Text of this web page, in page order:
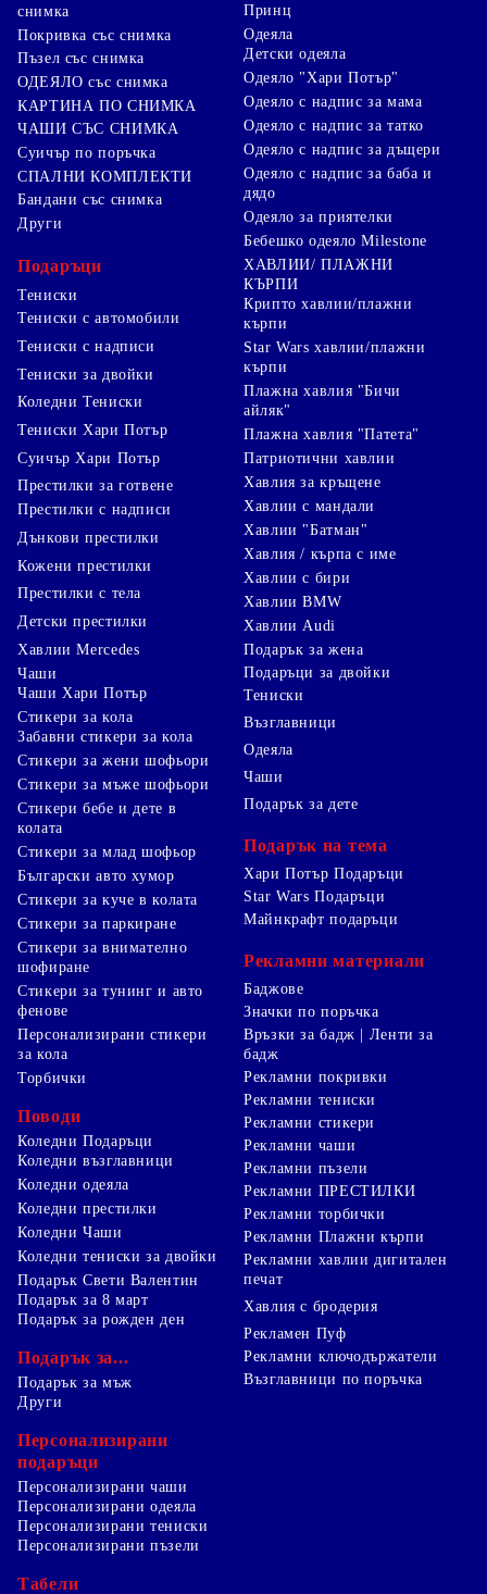
снимка
Покривка със снимка
Пъзел със снимка
ОДЕЯЛО със снимка
КАРТИНА ПО СНИМКА
ЧАШИ СЪС СНИМКА
Суичър по поръчка
СПАЛНИ КОМПЛЕКТИ
Бандани със снимка
Други
Подаръци
Тениски
Тениски с автомобили
Тениски с надписи
Тениски за двойки
Коледни Тениски
Тениски Хари Потър
Суичър Хари Потър
Престилки за готвене
Престилки с надписи
Дънкови престилки
Кожени престилки
Престилки с тела
Детски престилки
Принц
Одеяла
Детски одеяла
Одеяло "Хари Потър"
Одеяло с надпис за мама
Одеяло с надпис за татко
Одеяло с надпис за дъщери
Одеяло с надпис за баба и
дядо
Одеяло за приятелки
Бебешко одеяло Milestone
ХАВЛИИ/ ПЛАЖНИ
КЪРПИ
Крипто хавлии/плажни
кърпи
Star Wars хавлии/плажни
кърпи
Плажна хавлия "Бичи
айляк"
Плажна хавлия "Патета"
Патриотични хавлии
Хавлия за кръщене
Хавлии с мандали
Хавлии "Батман"
Хавлия / кърпа с име
Хавлии с бири
Хавлии BMW
Хавлии Audi
Хавлии Mercedes
Чаши
Чаши Хари Потър
Стикери за кола
Забавни стикери за кола
Стикери за жени шофьори
Стикери за мъже шофьори
Стикери бебе и дете в
колата
Стикери за млад шофьор
Български авто хумор
Стикери за куче в колата
Стикери за паркиране
Стикери за внимателно
шофиране
Стикери за тунинг и авто
фенове
Персонализирани стикери
за кола
Торбички
Поводи
Коледни Подаръци
Коледни възглавници
Коледни одеяла
Коледни престилки
Коледни Чаши
Коледни тениски за двойки
Подарък Свети Валентин
Подарък за 8 март
Подарък за рожден ден
Подарък за...
Подарък за мъж
Подарък за жена
Подаръци за двойки
Тениски
Възглавници
Одеяла
Чаши
Подарък за дете
Подарък на тема
Хари Потър Подаръци
Star Wars Подаръци
Майнкрафт подаръци
Рекламни материали
Баджове
Значки по поръчка
Връзки за бадж | Ленти за
бадж
Рекламни покривки
Рекламни тениски
Рекламни стикери
Рекламни чаши
Рекламни пъзели
Рекламни ПРЕСТИЛКИ
Рекламни торбички
Рекламни Плажни кърпи
Рекламни хавлии дигитален
печат
Хавлия с бродерия
Рекламен Пуф
Рекламни ключодържатели
Възглавници по поръчка
Други
Персонализирани
подаръци
Персонализирани чаши
Персонализирани одеяла
Персонализирани тениски
Персонализирани пъзели
Табели